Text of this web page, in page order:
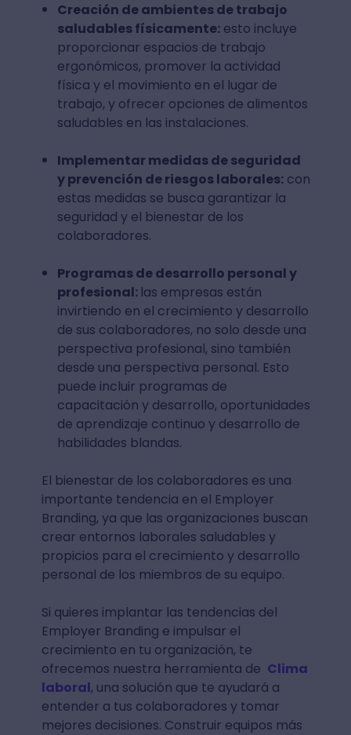
Creación de ambientes de trabajo
saludables físicamente:esto incluye
proporcionar espacios de trabajo
ergonómicos, promover la actividad
física y el movimiento en el lugar de
trabajo, y ofrecer opciones de alimentos
saludables en las instalaciones.
Implementar medidas de seguridad
y prevención de riesgos laborales:con
estas medidas se busca garantizar la
seguridad y el bienestar de los
colaboradores.
Programas de desarrollo personal y
profesional: las empresas están
invirtiendo en el crecimiento y desarrollo
de sus colaboradores, no solo desde una
perspectiva profesional, sino también
desde una perspectiva personal. Esto
puede incluir programas de
capacitación y desarrollo, oportunidades
de aprendizaje continuo y desarrollo de
habilidades blandas.
El bienestar de los colaboradores es una
importante tendencia en el Employer
Branding, ya que las organizaciones buscan
crear entornos laborales saludables y
propicios para el crecimiento y desarrollo
personal de los miembros de su equipo.
Si quieres implantar las tendencias del
Employer Branding e impulsar el
crecimiento en tu organización, te
ofrecemos nuestra herramienta de Clima
laboral, una solución que te ayudará a
entender a tus colaboradores y tomar
mejores decisiones. Construir equipos más